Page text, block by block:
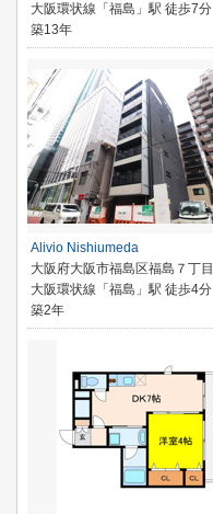
大阪環状線「福島」駅 徒歩7分
築13年
Alivio Nishiumeda
大阪府大阪市福島区福島７丁目
大阪環状線「福島」駅 徒歩4分
築2年